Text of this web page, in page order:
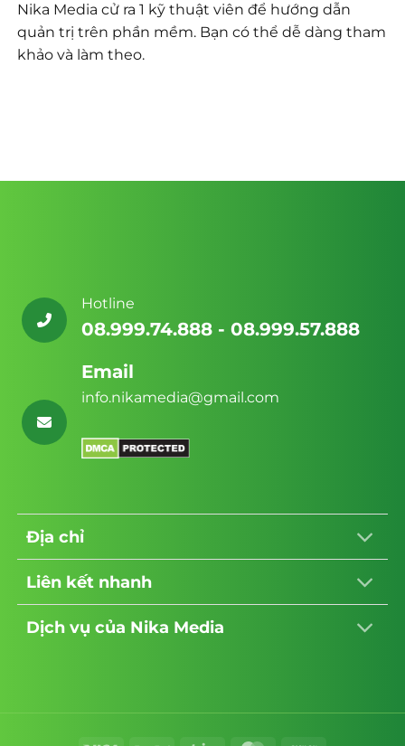
Nika Media cử ra 1 kỹ thuật viên để hướng dẫn
quản trị trên phần mềm. Bạn có thể dễ dàng tham
khảo và làm theo.
Hotline
08.999.74.888 - 08.999.57.888
Email
info.nikamedia@gmail.com
Địa chỉ
Liên kết nhanh
Dịch vụ của Nika Media